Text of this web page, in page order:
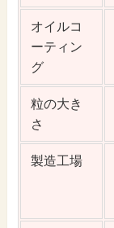
オイルコ
ーティン
グ
粒の大き
さ
製造工場